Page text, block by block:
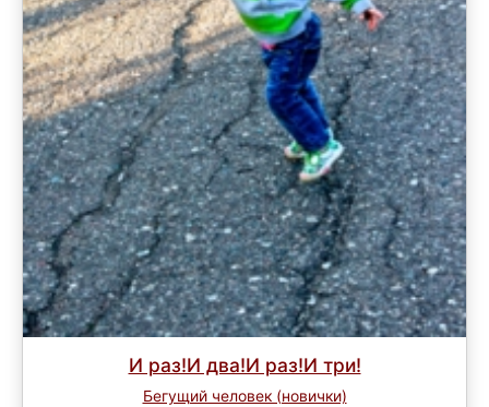
И раз!И два!И раз!И три!
Бегущий человек (новички)